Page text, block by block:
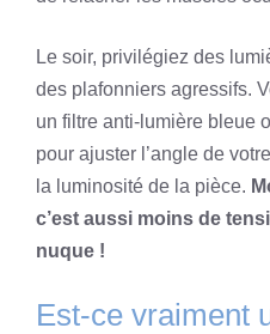
Le soir, privilégiez des
des plafonniers agressifs.
un filtre anti-lumière bleue
pour ajuster l’angle de
la luminosité de la pièce.
c’est aussi moins de
nuque !
Est-ce vraiment